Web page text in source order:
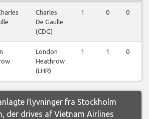
Charles
De Gaulle
(CDG)
1 0 0
London
Heathrow
(LHR)
1 1 0
flyvninger fra Stockholm
der drives af Vietnam Airlines